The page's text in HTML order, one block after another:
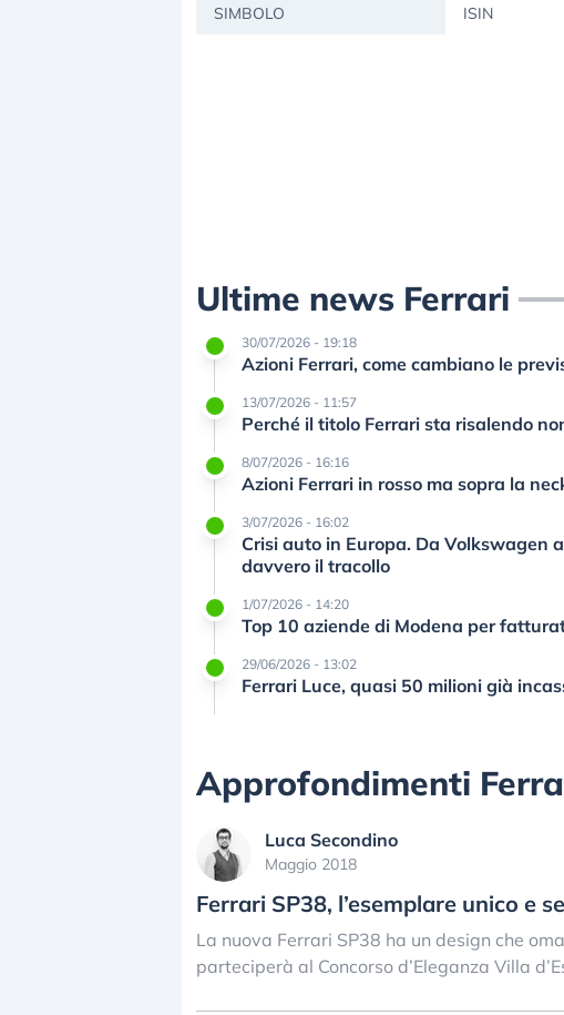
SIMBOLO ISIN
Ultime news Ferrari
30/07/2026 - 19:18
Azioni Ferrari, come cambiano le
13/07/2026 - 11:57
Perché il titolo Ferrari sta risalendo
8/07/2026 - 16:16
Azioni Ferrari in rosso ma sopra la
3/07/2026 - 16:02
Crisi auto in Europa. Da Volkswagen
davvero il tracollo
1/07/2026 - 14:20
Top 10 aziende di Modena per
29/06/2026 - 13:02
Ferrari Luce, quasi 50 milioni già
Approfondimenti
Luca Secondino
Maggio 2018
Ferrari SP38, l’esemplare unico e
La nuova Ferrari SP38 ha un design che
parteciperà al Concorso d’Eleganza Villa